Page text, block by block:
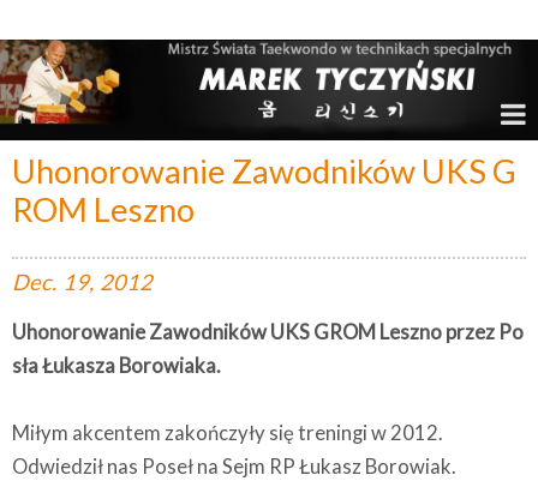
Uhonorowanie Zawodników UKS G
ROM Leszno
Dec. 19, 2012
Uhonorowanie Zawodników UKS GROM Leszno przez Po
sła Łukasza Borowiaka.
Miłym akcentem zakończyły się treningi w 2012.
Odwiedził nas Poseł na Sejm RP Łukasz Borowiak.